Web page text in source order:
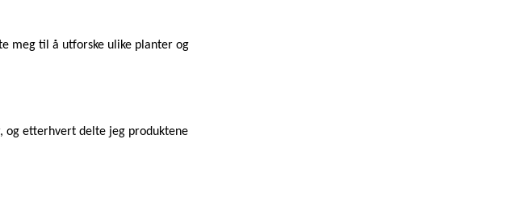
meg til å utforske ulike planter og
og etterhvert delte jeg produktene